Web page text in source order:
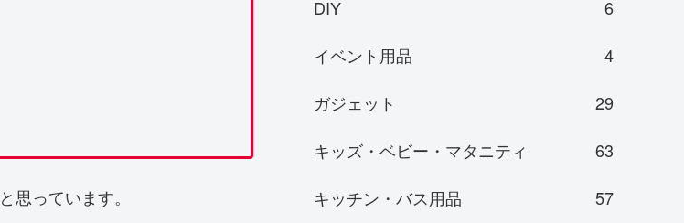
っています。
DIY
6
イベント用品
4
ガジェット
29
キッズ・ベビー・マタニティ
63
キッチン・バス用品
57